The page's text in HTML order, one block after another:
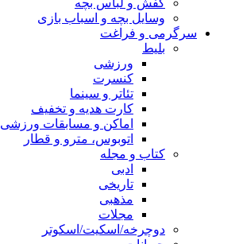
کفش و لباس بچه
وسایل بچه و اسباب بازی
سرگرمی و فراغت
بلیط
ورزشی
کنسرت
تئاتر و سینما
کارت هدیه و تخفیف
اماکن و مسابقات ورزشی
اتوبوس، مترو و قطار
کتاب و مجله
ادبی
تاریخی
مذهبی
مجلات
دوچرخه/اسکیت/اسکوتر